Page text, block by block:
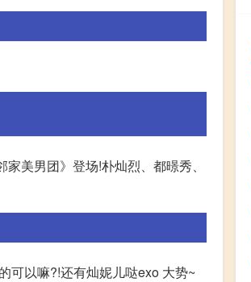
美男团》登场!朴灿烈、都暻秀、
可以嘛?!还有灿妮儿哒exo 大势~